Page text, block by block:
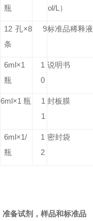
瓶
ol/L）
12 孔×8
条
9标准品稀释液
6ml×1
瓶
1
0
说明书
6ml×1 瓶
1
1
封板膜
6ml×1/
瓶
1
2
密封袋
准备试剂，样品和标准品